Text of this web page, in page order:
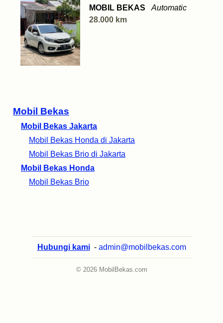
Mobil Bekas
Mobil Bekas Jakarta
Mobil Bekas Honda di Jakarta
Mobil Bekas Brio di Jakarta
Mobil Bekas Honda
Mobil Bekas Brio
MOBIL BEKAS
Automatic
28.000 km
Hubungi kami - admin@mobilbekas.com
© 2026 MobilBekas.com